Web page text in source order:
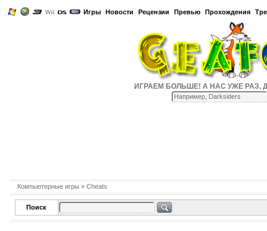
Игры Новости Рецензии Превью Прохождения
ИГРАЕМ БОЛЬШЕ! А НАС УЖЕ РАЗ,
Компьютерные игры » Cheats
Поиск